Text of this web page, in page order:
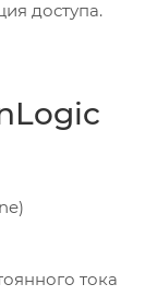
доступа.
тока